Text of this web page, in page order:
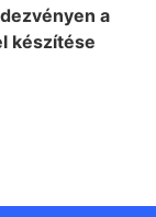
a
készítése